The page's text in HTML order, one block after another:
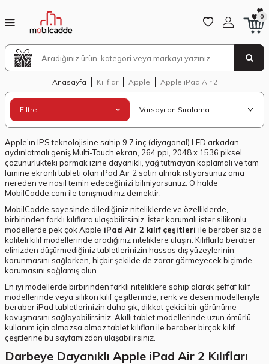
0
Anasayfa Kılıflar Apple Apple iPad Air 2
Filtre
Apple’ın IPS teknolojisine sahip 9.7 inç (diyagonal) LED arkadan
aydınlatmalı geniş Multi-Touch ekran, 264 ppi, 2048 x 1536 piksel
çözünürlükteki parmak izine dayanıklı, yağ tutmayan kaplamalı ve tam
lamine ekranlı tableti olan iPad Air 2 satın almak istiyorsunuz ama
nereden ve nasıl temin edeceğinizi bilmiyorsunuz. O halde
MobilCadde.com ile tanışmadınız demektir.
MobilCadde sayesinde dilediğiniz niteliklerde ve özelliklerde,
birbirinden farklı kılıflara ulaşabilirsiniz. İster korumalı ister silikonlu
modellerde pek çok Apple iPad Air 2 kılıf çeşitleri ile beraber siz de
kaliteli kılıf modellerinde aradığınız niteliklere ulaşın. Kılıflarla beraber
elinizden düşürmediğiniz tabletlerinizin hassas dış yüzeylerinin
korunmasını sağlarken, hiçbir şekilde de zarar görmeyecek biçimde
korumasını sağlamış olun.
En iyi modellerde birbirinden farklı niteliklere sahip olarak şeffaf kılıf
modellerinde veya silikon kılıf çeşitlerinde, renk ve desen modelleriyle
beraber iPad tabletlerinizin daha şık, dikkat çekici bir görünüme
kavuşmasını sağlayabilirsiniz. Akıllı tablet modellerinde uzun ömürlü
kullanım için olmazsa olmaz tablet kılıfları ile beraber birçok kılıf
çeşitlerine bu sayfamızdan ulaşabilirsiniz.
Darbeye Dayanıklı Apple iPad Air 2 Kılıfları